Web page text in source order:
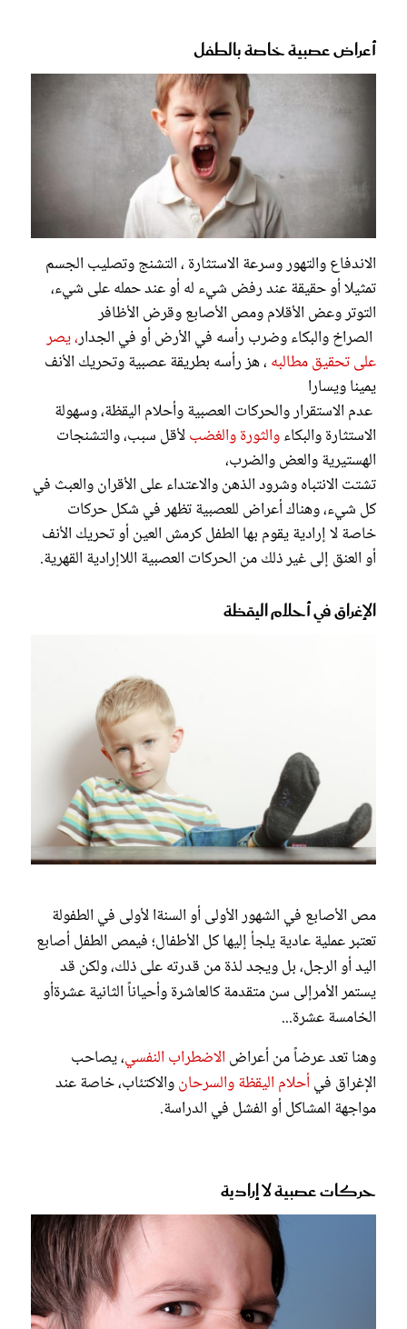
أعراض عصبية خاصة بالطفل
الاندفاع والتهور وسرعة الاستثارة ، التشنج وتصليب الجسم
تمثيلا أو حقيقة عند رفض شيء له أو عند حمله على شيء،
التوتر وعض الأقلام ومص الأصابع وقرض الأظافر
الصراخ والبكاء وضرب رأسه في الأرض أو في الجدار، يصر
على تحقيق مطالبه ، هز رأسه بطريقة عصبية وتحريك الأنف
يمينا ويسارا
عدم الاستقرار والحركات العصبية وأحلام اليقظة، وسهولة
الاستثارة والبكاءوالثورة والغضبلأقل سبب، والتشنجات
الهستيرية والعض والضرب،
تشتت الانتباه وشرود الذهن والاعتداء على الأقران والعبث في
كل شيء، وهناك أعراض للعصبية تظهر في شكل حركات
خاصة لا إرادية يقوم بها الطفل كرمش العين أو تحريك الأنف
أو العنق إلى غير ذلك من الحركات العصبية اللاإرادية القهرية.
الإغراق في أحلام اليقظة
مص الأصابع في الشهور الأولى أو السنةا لأولى في الطفولة
تعتبر عملية عادية يلجأ إليها كل الأطفال؛ فيمص الطفل أصابع
اليد أو الرجل، بل ويجد لذة من قدرته على ذلك، ولكن قد
يستمر الأمرإلى سن متقدمة كالعاشرة وأحياناً الثانية عشرةأو
الخامسة عشرة...
وهنا تعد عرضاً من أعراض الاضطراب النفسي، يصاحب
الإغراق فيأحلام اليقظة والسرحانوالاكتئاب، خاصة عند
مواجهة المشاكل أو الفشل في الدراسة.
حركات عصبية لا إرادية